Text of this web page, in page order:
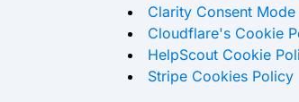
Clarity Consent
Cloudflare's Cookie
HelpScout Cookie
Stripe Cookies Policy